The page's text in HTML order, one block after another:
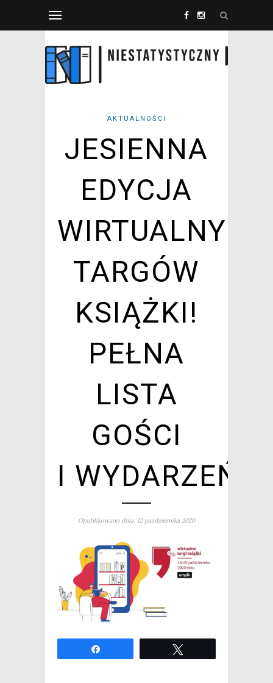
AKTUALNOŚCI
JESIENNA
EDYCJA
WIRTUALNYCH
TARGÓW
KSIĄŻKI!
PEŁNA
LISTA
GOŚCI
I WYDARZEŃ!
Opublikowano dnia: 12 października 2020